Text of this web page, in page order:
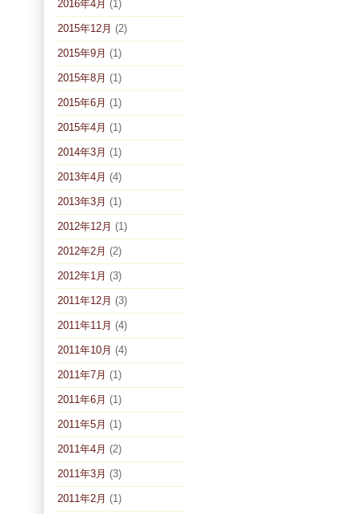
2016年4月 (1)
2015年12月 (2)
2015年9月 (1)
2015年8月 (1)
2015年6月 (1)
2015年4月 (1)
2014年3月 (1)
2013年4月 (4)
2013年3月 (1)
2012年12月 (1)
2012年2月 (2)
2012年1月 (3)
2011年12月 (3)
2011年11月 (4)
2011年10月 (4)
2011年7月 (1)
2011年6月 (1)
2011年5月 (1)
2011年4月 (2)
2011年3月 (3)
2011年2月 (1)